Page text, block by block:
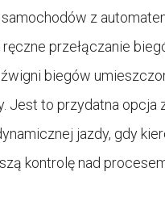
z
przełączanie
biegów
Jest to przydatna opcja
jazdy, gdy
kontrolę nad